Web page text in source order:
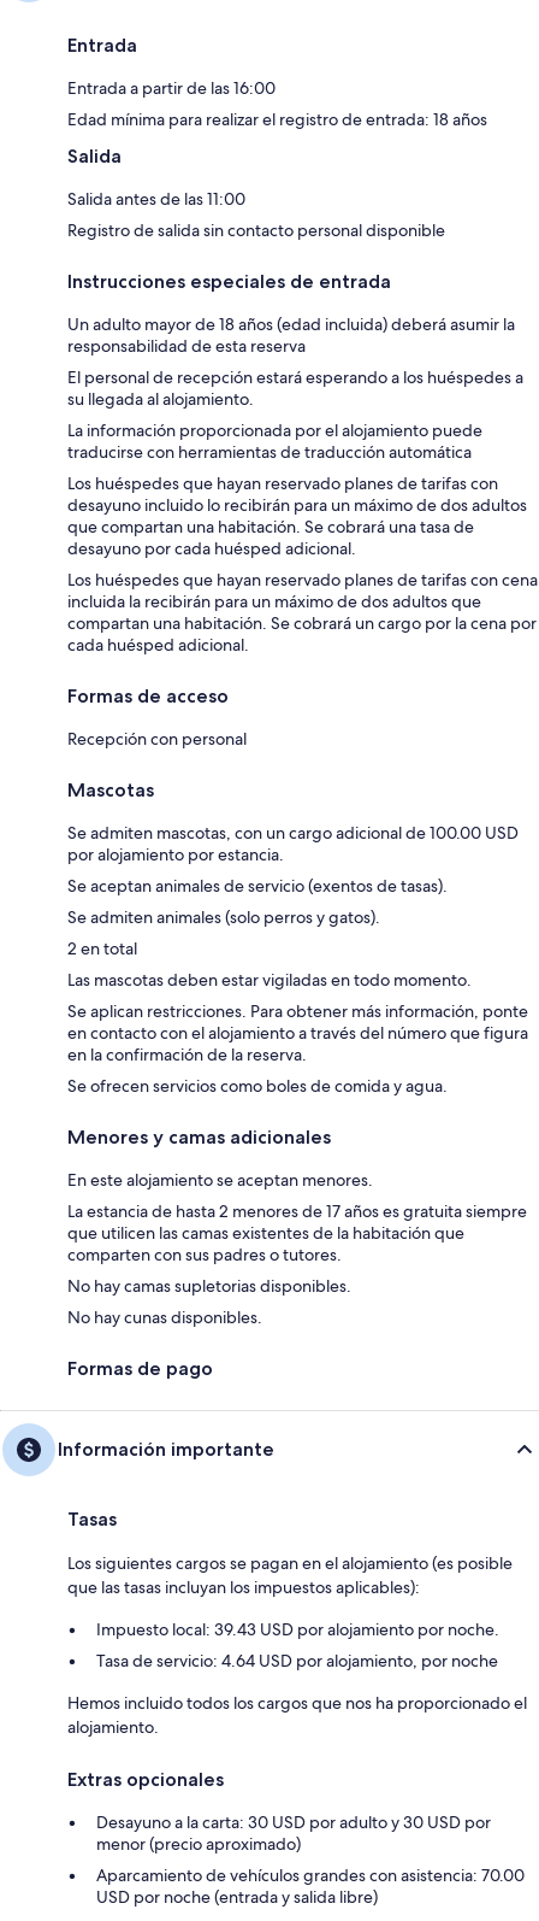
Entrada
Entrada a partir de las 16:00
Edad mínima para realizar el registro de entrada: 18 años
Salida
Salida antes de las 11:00
Registro de salida sin contacto personal disponible
Instrucciones especiales de entrada
Un adulto mayor de 18 años (edad incluida) deberá asumir la
responsabilidad de esta reserva
El personal de recepción estará esperando a los huéspedes a
su llegada al alojamiento.
La información proporcionada por el alojamiento puede
traducirse con herramientas de traducción automática
Los huéspedes que hayan reservado planes de tarifas con
desayuno incluido lo recibirán para un máximo de dos adultos
que compartan una habitación. Se cobrará una tasa de
desayuno por cada huésped adicional.
Los huéspedes que hayan reservado planes de tarifas con cena
incluida la recibirán para un máximo de dos adultos que
compartan una habitación. Se cobrará un cargo por la cena por
cada huésped adicional.
Formas de acceso
Recepción con personal
Mascotas
Se admiten mascotas, con un cargo adicional de 100.00 USD
por alojamiento por estancia.
Se aceptan animales de servicio (exentos de tasas).
Se admiten animales (solo perros y gatos).
2 en total
Las mascotas deben estar vigiladas en todo momento.
Se aplican restricciones. Para obtener más información, ponte
en contacto con el alojamiento a través del número que figura
en la confirmación de la reserva.
Se ofrecen servicios como boles de comida y agua.
Menores y camas adicionales
En este alojamiento se aceptan menores.
La estancia de hasta 2 menores de 17 años es gratuita siempre
que utilicen las camas existentes de la habitación que
comparten con sus padres o tutores.
No hay camas supletorias disponibles.
No hay cunas disponibles.
Formas de pago
Información importante
Tasas
Los siguientes cargos se pagan en el alojamiento (es posible
que las tasas incluyan los impuestos aplicables):
Impuesto local: 39.43 USD por alojamiento por noche.
Tasa de servicio: 4.64 USD por alojamiento, por noche
Hemos incluido todos los cargos que nos ha proporcionado el
alojamiento.
Extras opcionales
Desayuno a la carta: 30 USD por adulto y 30 USD por
menor (precio aproximado)
Aparcamiento de vehículos grandes con asistencia: 70.00
USD por noche (entrada y salida libre)